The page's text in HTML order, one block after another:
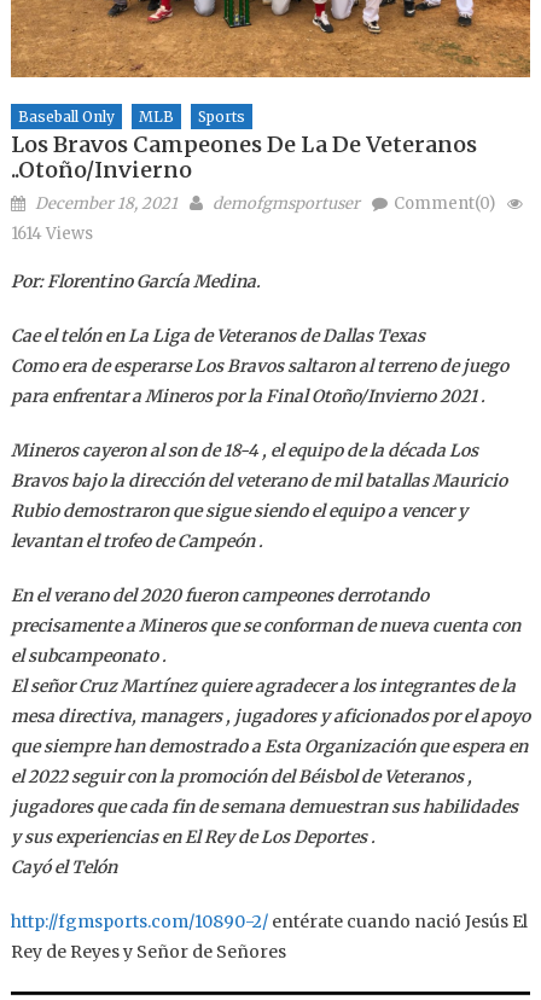
Baseball Only MLB Sports
Los Bravos Campeones De La De Veteranos
..Otoño/Invierno
Posted on
December 18, 2021 Author
demofgmsportuser
Comment(0)
1614 Views
Por: Florentino García Medina.
Cae el telón en La Liga de Veteranos de Dallas Texas
Como era de esperarse Los Bravos saltaron al terreno de juego
para enfrentar a Mineros por la Final Otoño/Invierno 2021 .
Mineros cayeron al son de 18-4 , el equipo de la década Los
Bravos bajo la dirección del veterano de mil batallas Mauricio
Rubio demostraron que sigue siendo el equipo a vencer y
levantan el trofeo de Campeón .
En el verano del 2020 fueron campeones derrotando
precisamente a Mineros que se conforman de nueva cuenta con
el subcampeonato .
El señor Cruz Martínez quiere agradecer a los integrantes de la
mesa directiva, managers , jugadores y aficionados por el apoyo
que siempre han demostrado a Esta Organización que espera en
el 2022 seguir con la promoción del Béisbol de Veteranos ,
jugadores que cada fin de semana demuestran sus habilidades
y sus experiencias en El Rey de Los Deportes .
Cayó el Telón
http://fgmsports.com/10890-2/entérate cuando nació Jesús El
Rey de Reyes y Señor de Señores